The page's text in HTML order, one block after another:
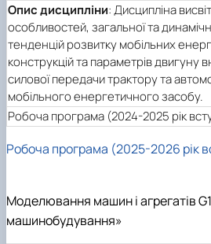
Опис дисципліни: Дисципліна
особливостей, загальної та
тенденцій розвитку мобільних
конструкцій та параметрів двигуну
силової передачи трактору та
мобільного енергетичного засобу.
Робоча програма (2024-2025 рік
Робоча програма (2025-2026 рік
Моделювання машин і агрегатів
машинобудування»